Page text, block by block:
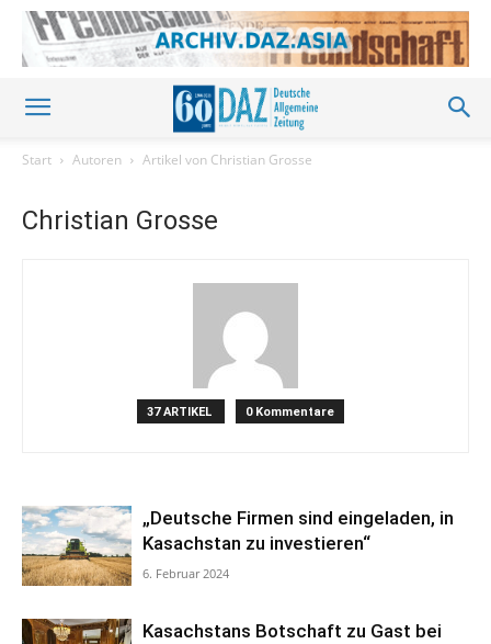
Start Autoren Artikel von Christian Grosse
Christian Grosse
37 ARTIKEL 0 Kommentare
„Deutsche Firmen sind eingeladen, in
Kasachstan zu investieren“
6. Februar 2024
Kasachstans Botschaft zu Gast bei